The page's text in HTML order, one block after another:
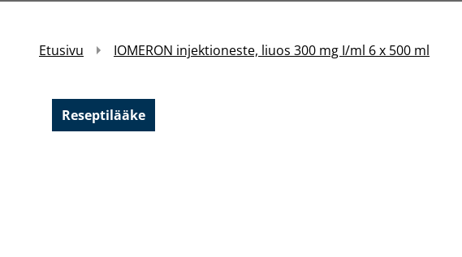
Etusivu IOMERON injektioneste, liuos 300 mg I/ml 6 x 500 ml
Reseptilääke